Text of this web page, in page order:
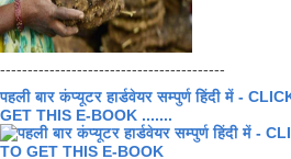
-----------------------------------------
पहली बार कंप्यूटर हार्डवेयर सम्पुर्ण हिंदी में -
GET THIS E-BOOK .......